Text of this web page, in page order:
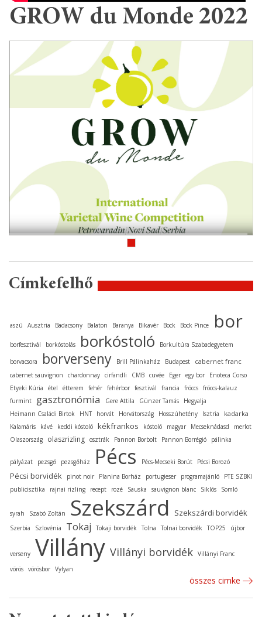
GROW du Monde 2022
Címkefelhő
aszú Ausztria Badacsony Balaton Baranya Bikavér Bock Bock Pince bor
borfesztivál borkóstolás borkóstoló Borkultúra Szabadegyetem
borvacsora borverseny Brill Pálinkaház Budapest cabernet franc
cabernet sauvignon chardonnay cirfandli CMB cuvée Eger egy bor
Enoteca Corso
Etyeki Kúria
étel étterem fehér fehérbor fesztivál francia fröccs fröccs-kalauz
furmint
gasztronómia Gere Attila Günzer Tamás
Hegyalja
Heimann Családi Birtok
HNT horvát Horvátország Hosszúhetény Isztria kadarka
Kalamáris kávé keddi kóstoló kékfrankos kóstoló magyar Mecseknádasd
merlot
Olaszország
olaszrizling osztrák Pannon Borbolt Pannon Borrégió pálinka
pályázat pezsgő pezsgőház Pécs Pécs-Mecseki Borút Pécsi Borozó
Pécsi borvidék pinot noir Planina Borház portugieser programajánló
PTE SZBKI
publicisztika
rajnai rizling recept rozé Sauska sauvignon blanc Siklós Somló
syrah Szabó Zoltán Szekszárd Szekszárdi borvidék
Szerbia Szlovénia Tokaj Tokaji borvidék Tolna Tolnai borvidék TOP25 újbor
verseny Villány Villányi borvidék Villányi Franc
vörös vörösbor Vylyan
összes cimke